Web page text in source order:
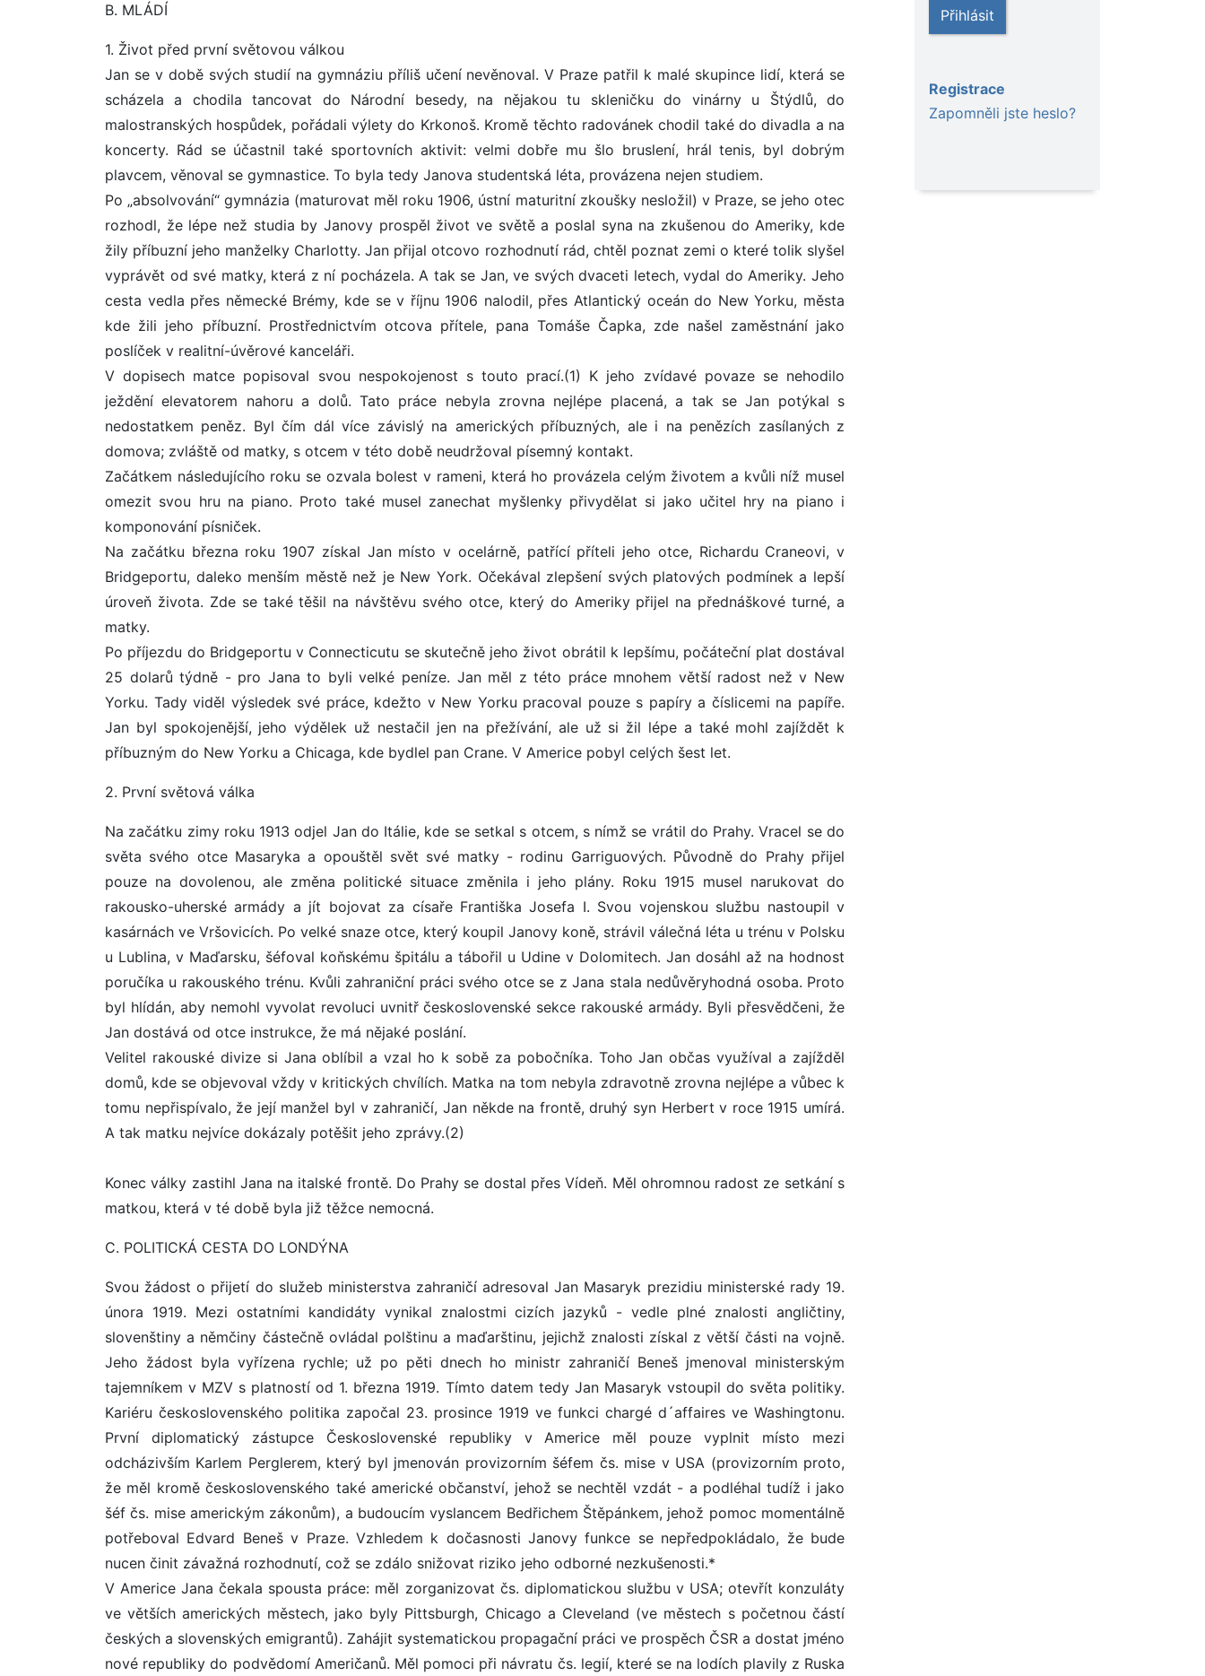
B. MLÁDÍ
1. Život před první světovou válkou
Jan se v době svých studií na gymnáziu příliš učení nevěnoval. V Praze patřil k malé skupince lidí, která se
scházela a chodila tancovat do Národní besedy, na nějakou tu skleničku do vinárny u Štýdlů, do
malostranských hospůdek, pořádali výlety do Krkonoš. Kromě těchto radovánek chodil také do divadla a na
koncerty. Rád se účastnil také sportovních aktivit: velmi dobře mu šlo bruslení, hrál tenis, byl dobrým
plavcem, věnoval se gymnastice. To byla tedy Janova studentská léta, provázena nejen studiem.
Po „absolvování“ gymnázia (maturovat měl roku 1906, ústní maturitní zkoušky nesložil) v Praze, se jeho otec
rozhodl, že lépe než studia by Janovy prospěl život ve světě a poslal syna na zkušenou do Ameriky, kde
žily příbuzní jeho manželky Charlotty. Jan přijal otcovo rozhodnutí rád, chtěl poznat zemi o které tolik slyšel
vyprávět od své matky, která z ní pocházela. A tak se Jan, ve svých dvaceti letech, vydal do Ameriky. Jeho
cesta vedla přes německé Brémy, kde se v říjnu 1906 nalodil, přes Atlantický oceán do New Yorku, města
kde žili jeho příbuzní. Prostřednictvím otcova přítele, pana Tomáše Čapka, zde našel zaměstnání jako
poslíček v realitní-úvěrové kanceláři.
V dopisech matce popisoval svou nespokojenost s touto prací.(1) K jeho zvídavé povaze se nehodilo
ježdění elevatorem nahoru a dolů. Tato práce nebyla zrovna nejlépe placená, a tak se Jan potýkal s
nedostatkem peněz. Byl čím dál více závislý na amerických příbuzných, ale i na penězích zasílaných z
domova; zvláště od matky, s otcem v této době neudržoval písemný kontakt.
Začátkem následujícího roku se ozvala bolest v rameni, která ho provázela celým životem a kvůli níž musel
omezit svou hru na piano. Proto také musel zanechat myšlenky přivydělat si jako učitel hry na piano i
komponování písniček.
Na začátku března roku 1907 získal Jan místo v ocelárně, patřící příteli jeho otce, Richardu Craneovi, v
Bridgeportu, daleko menším městě než je New York. Očekával zlepšení svých platových podmínek a lepší
úroveň života. Zde se také těšil na návštěvu svého otce, který do Ameriky přijel na přednáškové turné, a
matky.
Po příjezdu do Bridgeportu v Connecticutu se skutečně jeho život obrátil k lepšímu, počáteční plat dostával
25 dolarů týdně - pro Jana to byli velké peníze. Jan měl z této práce mnohem větší radost než v New
Yorku. Tady viděl výsledek své práce, kdežto v New Yorku pracoval pouze s papíry a číslicemi na papíře.
Jan byl spokojenější, jeho výdělek už nestačil jen na přežívání, ale už si žil lépe a také mohl zajíždět k
příbuzným do New Yorku a Chicaga, kde bydlel pan Crane. V Americe pobyl celých šest let.
2. První světová válka
Na začátku zimy roku 1913 odjel Jan do Itálie, kde se setkal s otcem, s nímž se vrátil do Prahy. Vracel se do
světa svého otce Masaryka a opouštěl svět své matky - rodinu Garriguových. Původně do Prahy přijel
pouze na dovolenou, ale změna politické situace změnila i jeho plány. Roku 1915 musel narukovat do
rakousko-uherské armády a jít bojovat za císaře Františka Josefa I. Svou vojenskou službu nastoupil v
kasárnách ve Vršovicích. Po velké snaze otce, který koupil Janovy koně, strávil válečná léta u trénu v Polsku
u Lublina, v Maďarsku, šéfoval koňskému špitálu a tábořil u Udine v Dolomitech. Jan dosáhl až na hodnost
poručíka u rakouského trénu. Kvůli zahraniční práci svého otce se z Jana stala nedůvěryhodná osoba. Proto
byl hlídán, aby nemohl vyvolat revoluci uvnitř československé sekce rakouské armády. Byli přesvědčeni, že
Jan dostává od otce instrukce, že má nějaké poslání.
Velitel rakouské divize si Jana oblíbil a vzal ho k sobě za pobočníka. Toho Jan občas využíval a zajížděl
domů, kde se objevoval vždy v kritických chvílích. Matka na tom nebyla zdravotně zrovna nejlépe a vůbec k
tomu nepřispívalo, že její manžel byl v zahraničí, Jan někde na frontě, druhý syn Herbert v roce 1915 umírá.
A tak matku nejvíce dokázaly potěšit jeho zprávy.(2)
Konec války zastihl Jana na italské frontě. Do Prahy se dostal přes Vídeň. Měl ohromnou radost ze setkání s
matkou, která v té době byla již těžce nemocná.
C. POLITICKÁ CESTA DO LONDÝNA
Svou žádost o přijetí do služeb ministerstva zahraničí adresoval Jan Masaryk prezidiu ministerské rady 19.
února 1919. Mezi ostatními kandidáty vynikal znalostmi cizích jazyků - vedle plné znalosti angličtiny,
slovenštiny a němčiny částečně ovládal polštinu a maďarštinu, jejichž znalosti získal z větší části na vojně.
Jeho žádost byla vyřízena rychle; už po pěti dnech ho ministr zahraničí Beneš jmenoval ministerským
tajemníkem v MZV s platností od 1. března 1919. Tímto datem tedy Jan Masaryk vstoupil do světa politiky.
Kariéru československého politika započal 23. prosince 1919 ve funkci chargé d´affaires ve Washingtonu.
První diplomatický zástupce Československé republiky v Americe měl pouze vyplnit místo mezi
odcházivším Karlem Perglerem, který byl jmenován provizorním šéfem čs. mise v USA (provizorním proto,
že měl kromě československého také americké občanství, jehož se nechtěl vzdát - a podléhal tudíž i jako
šéf čs. mise americkým zákonům), a budoucím vyslancem Bedřichem Štěpánkem, jehož pomoc momentálně
potřeboval Edvard Beneš v Praze. Vzhledem k dočasnosti Janovy funkce se nepředpokládalo, že bude
nucen činit závažná rozhodnutí, což se zdálo snižovat riziko jeho odborné nezkušenosti.*
V Americe Jana čekala spousta práce: měl zorganizovat čs. diplomatickou službu v USA; otevřít konzuláty
ve větších amerických městech, jako byly Pittsburgh, Chicago a Cleveland (ve městech s početnou částí
českých a slovenských emigrantů). Zahájit systematickou propagační práci ve prospěch ČSR a dostat jméno
nové republiky do podvědomí Američanů. Měl pomoci při návratu čs. legií, které se na lodích plavily z Ruska
Přihlásit
Registrace
Zapomněli jste heslo?